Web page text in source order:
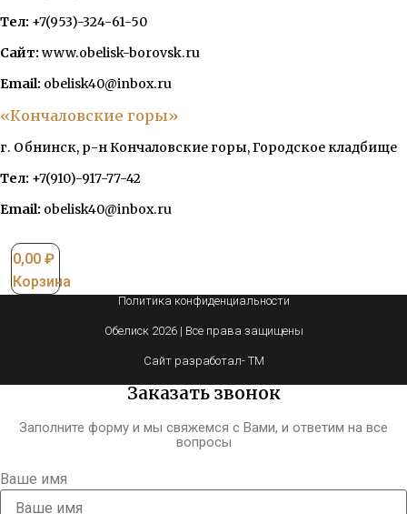
Тел: +7(953)-324-61-50
Сайт: www.obelisk-borovsk.ru
Email: obelisk40@inbox.ru
«Кончаловские горы»
г. Обнинск, р-н Кончаловские горы, Городское кладбище
Тел: +7(910)-917-77-42
Email: obelisk40@inbox.ru
0,00 ₽
Корзина
Политика конфиденциальности
Обелиск 2026 | Все права защищены
Сайт разработал- TM
Заказать звонок
Заполните форму и мы свяжемся с Вами, и ответим на все
вопросы
Ваше имя